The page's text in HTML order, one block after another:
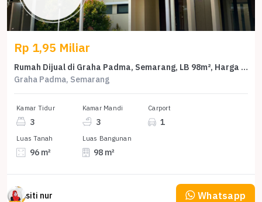
Rp 1,95 Miliar
Rumah Dijual di Graha Padma, Semarang, LB 98m², Harga Terbaik!
Graha Padma, Semarang
Kamar Tidur
3
Kamar Mandi
3
Carport
1
Luas Tanah
96 m²
Luas Bangunan
98 m²
siti nur Whatsapp